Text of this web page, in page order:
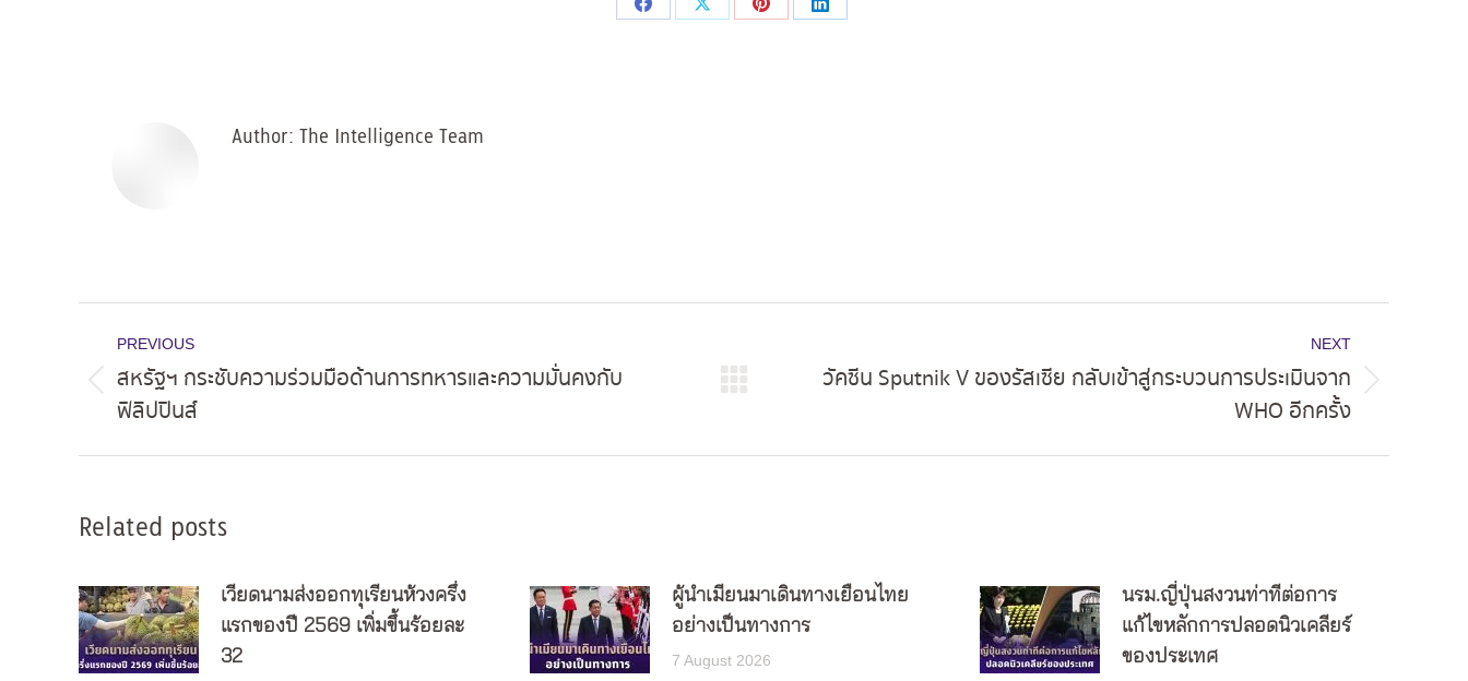
Share
Share
Share
Share
Author: The Intelligence Team
navigation
PREVIOUS
Previous
post:
สหรัฐฯ กระชับความร่วมมือด้านการทหารและความมั่นคงกับ
ฟิลิปปินส์
NEXT
วัคซีน Sputnik V ของรัสเซีย กลับเข้าสู่กระบวนการประเมินจาก
WHO อีกครั้ง
Related posts
เวียดนามส่งออกทุเรียนห้วงครึ่ง
แรกของปี 2569 เพิ่มขึ้นร้อยละ
32
ผู้นำเมียนมาเดินทางเยือนไทย
อย่างเป็นทางการ
7 August 2026
นรม.ญี่ปุ่นสงวนท่าทีต่อการ
แก้ไขหลักการปลอดนิวเคลียร์
ของประเทศ